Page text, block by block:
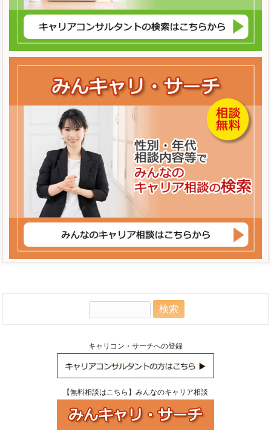
キャリコン・サーチへの登録
【無料相談はこちら】みんなのキャリア相談